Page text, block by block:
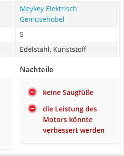
Meykey Elektrisch
Gemüsehobel
5
Edelstahl, Kunststoff
Nachteile
keine Saugfüße
die Leistung des
Motors könnte
verbessert werden